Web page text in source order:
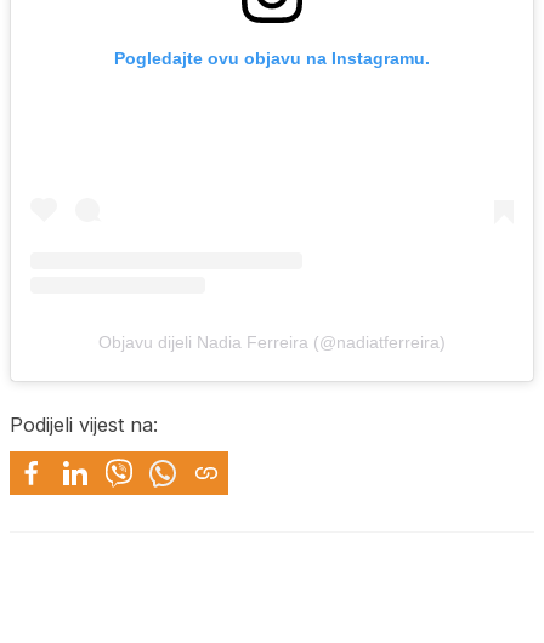
Pogledajte ovu objavu na Instagramu.
Objavu dijeli Nadia Ferreira (@nadiatferreira)
Podijeli vijest na: